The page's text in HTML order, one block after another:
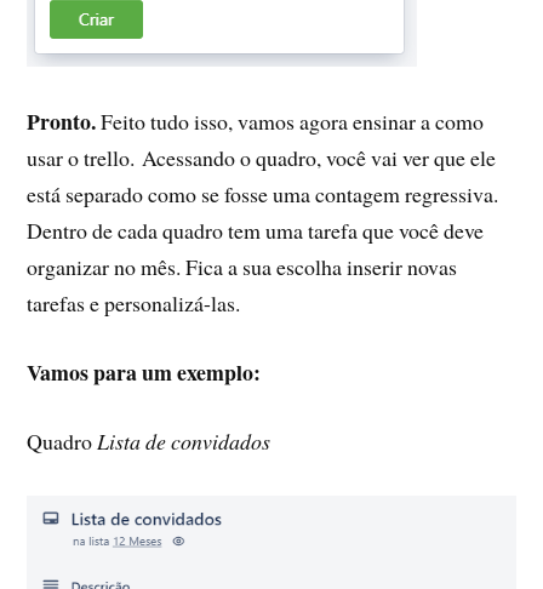
Pronto.Feito tudo isso, vamos agora ensinar a como
usar o trello. Acessando o quadro, você vai ver que ele
está separado como se fosse uma contagem regressiva.
Dentro de cada quadro tem uma tarefa que você deve
organizar no mês. Fica a sua escolha inserir novas
tarefas e personalizá-las.
Vamos para um exemplo:
Quadro Lista de convidados